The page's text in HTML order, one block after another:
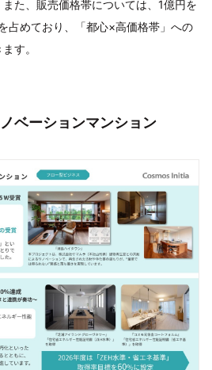
た、販売価格帯については、1億円を
占めており、「都心×高価格帯」への
す。
ベーションマンション